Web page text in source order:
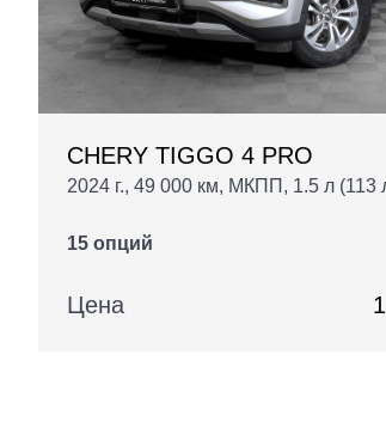
CHERY TIGGO 4 PRO
2024 г., 49 000 км, МКПП, 1.5 л (113
15 опций
Цена